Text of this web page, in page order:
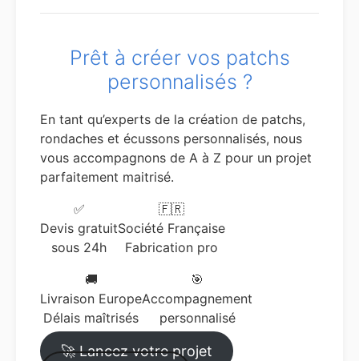
Prêt à créer vos patchs
personnalisés ?
En tant qu’experts de la création de patchs,
rondaches et écussons personnalisés, nous
vous accompagnons de A à Z pour un projet
parfaitement maitrisé.
✅
Devis gratuit
sous 24h
🇫🇷
Société Française
Fabrication pro
🚚
Livraison Europe
Délais maîtrisés
🎯
Accompagnement
personnalisé
🚀 Lancez votre projet